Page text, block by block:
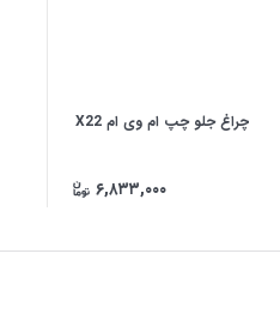
چراغ جلو چپ ام وی ام X22
۶,۸۳۳,۰۰۰